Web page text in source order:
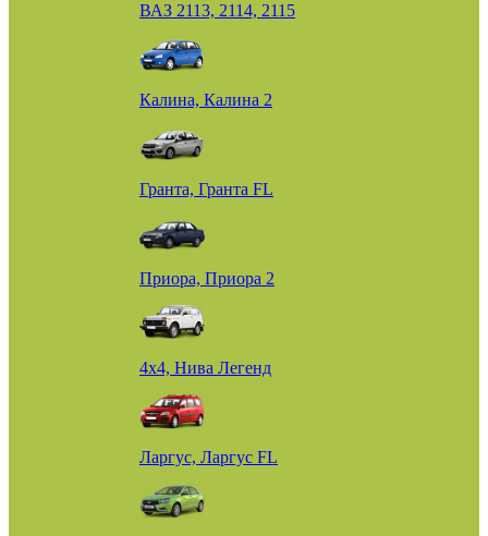
ВАЗ 2113, 2114, 2115
Калина, Калина 2
Гранта, Гранта FL
Приора, Приора 2
4х4, Нива Легенд
Ларгус, Ларгус FL